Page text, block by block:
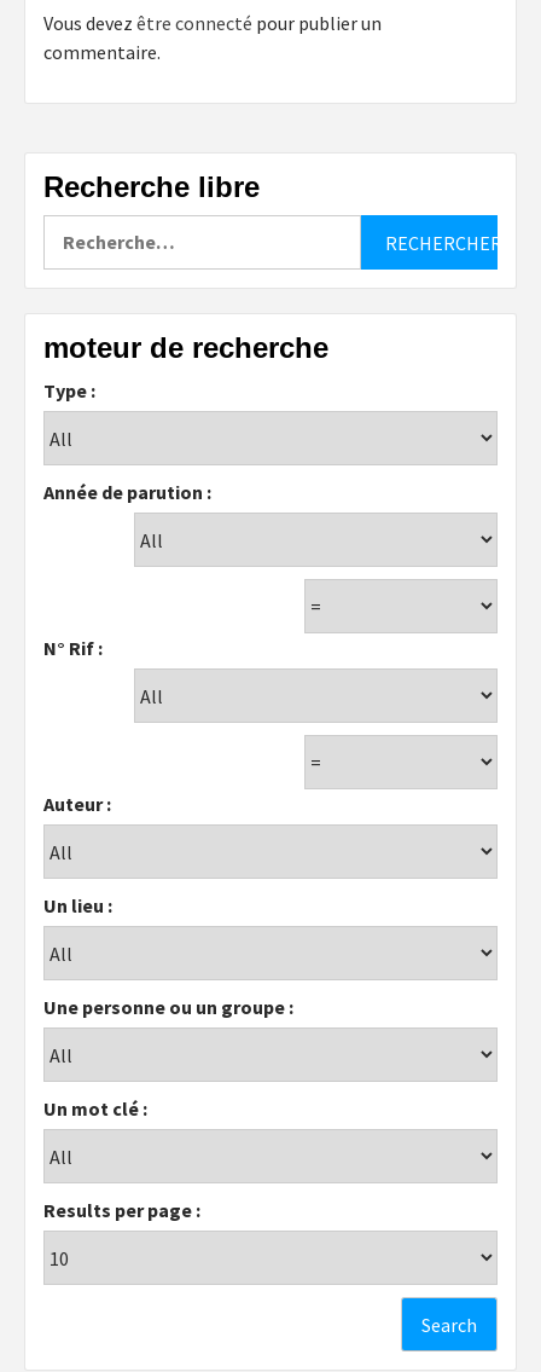
Vous devez être connecté pour publier un
commentaire.
Recherche libre
moteur de recherche
Type :
Année de parution :
N° Rif :
Auteur :
Un lieu :
Une personne ou un groupe :
Un mot clé :
Results per page :